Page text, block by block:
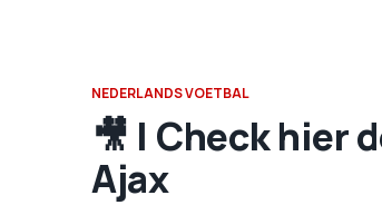
NEDERLANDS VOETBAL
🎥 | Check hier
Ajax